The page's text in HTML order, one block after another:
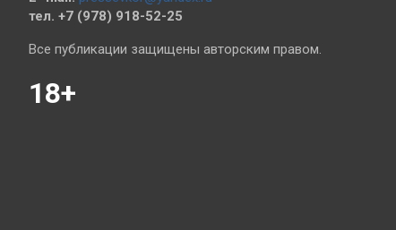
тел. +7 (978) 918-52-25
Все публикации защищены авторским правом.
18+